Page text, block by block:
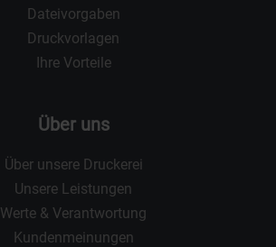
Dateivorgaben
Druckvorlagen
Ihre Vorteile
Über uns
Über unsere Druckerei
Unsere Leistungen
Werte & Verantwortung
Kundenmeinungen